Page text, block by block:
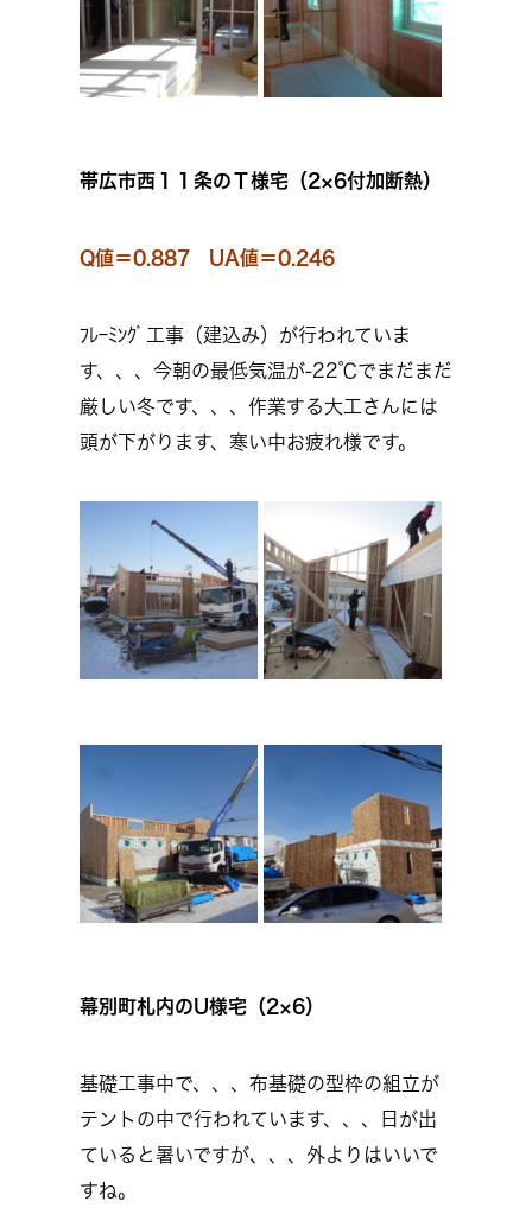
帯広市西１１条のＴ様宅（2×6付加断熱）
Q値＝0.887 UA値＝0.246
ﾌﾚｰﾐﾝｸﾞ工事（建込み）が行われていま
す、、、今朝の最低気温が-22℃でまだまだ
厳しい冬です、、、作業する大工さんには
頭が下がります、寒い中お疲れ様です。
幕別町札内のU様宅（2×6）
基礎工事中で、、、布基礎の型枠の組立が
テントの中で行われています、、、日が出
ていると暑いですが、、、外よりはいいで
すね。